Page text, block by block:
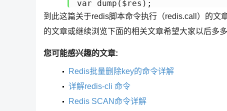
到此这篇关于redis脚本命令执行（redis.call）的文
的文章或继续浏览下面的相关文章希望大家以后多多
您可能感兴趣的文章:
Redis批量删除key的命令详解
详解redis-cli 命令
Redis SCAN命令详解